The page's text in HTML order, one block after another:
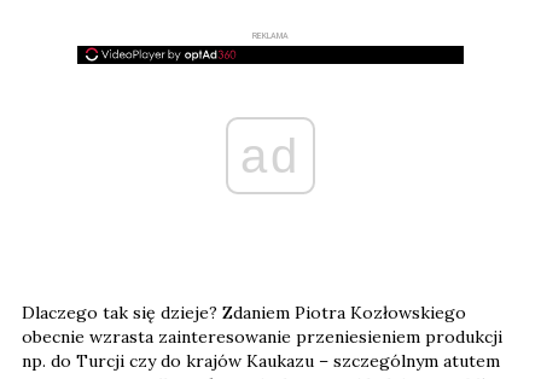
REKLAMA
ad
Dlaczego tak się dzieje? Zdaniem Piotra Kozłowskiego
obecnie wzrasta zainteresowanie przeniesieniem produkcji
np. do Turcji czy do krajów Kaukazu – szczególnym atutem